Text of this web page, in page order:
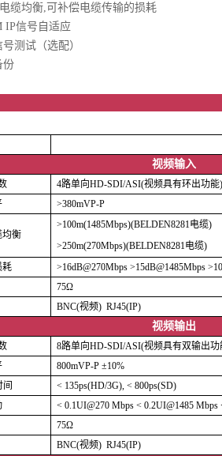
缆均衡,可补偿电缆传输的损耗
IP信号自适应
测试（选配）
份
视频输入
4路单向HD-SDI/ASI(视频具有环出功能
>380mVP-P
均衡
>100m(1485Mbps)(BELDEN8281电缆)
耗
>16dB@270Mbps >15dB@1485Mbps
75Ω
BNC(视频) RJ45(IP)
视频输出
8路单向HD-SDI/ASI(视频具有双输出功
800mVP-P ±10%
< 135ps(HD/3G), < 800ps(SD)
< 0.1UI@270 Mbps < 0.2UI@1485 Mbps
75Ω
BNC(视频) RJ45(IP)